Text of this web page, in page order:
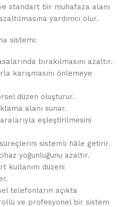
standart bir muhafaza alanı
yardımcı olur.
sistemi:
bırakılmasını azaltır.
karışmasını önlemeye
düzen oluşturur.
alanı sunar.
eşleştirilmesini
sistemli hâle getirir.
yoğunluğunu azaltır.
kullanım düzeni
telefonların açıkta
ve profesyonel bir sistem